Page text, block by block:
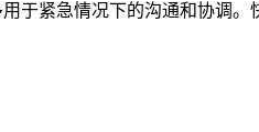
于紧急情况下的沟通和协调。